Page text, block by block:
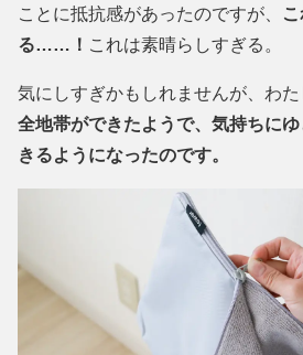
ことに抵抗感があったのですが、
る……！ これは素晴らしすぎる。
気にしすぎかもしれませんが、わ
全地帯ができたようで、気持ちに
きるようになったのです。